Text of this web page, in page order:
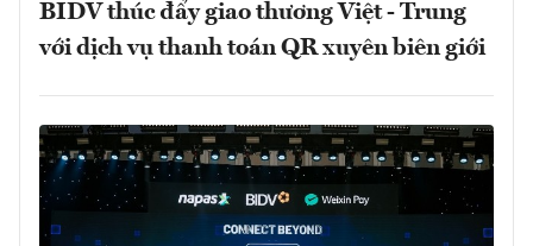
BIDV thúc đẩy giao thương Việt - Trung
với dịch vụ thanh toán QR xuyên biên giới